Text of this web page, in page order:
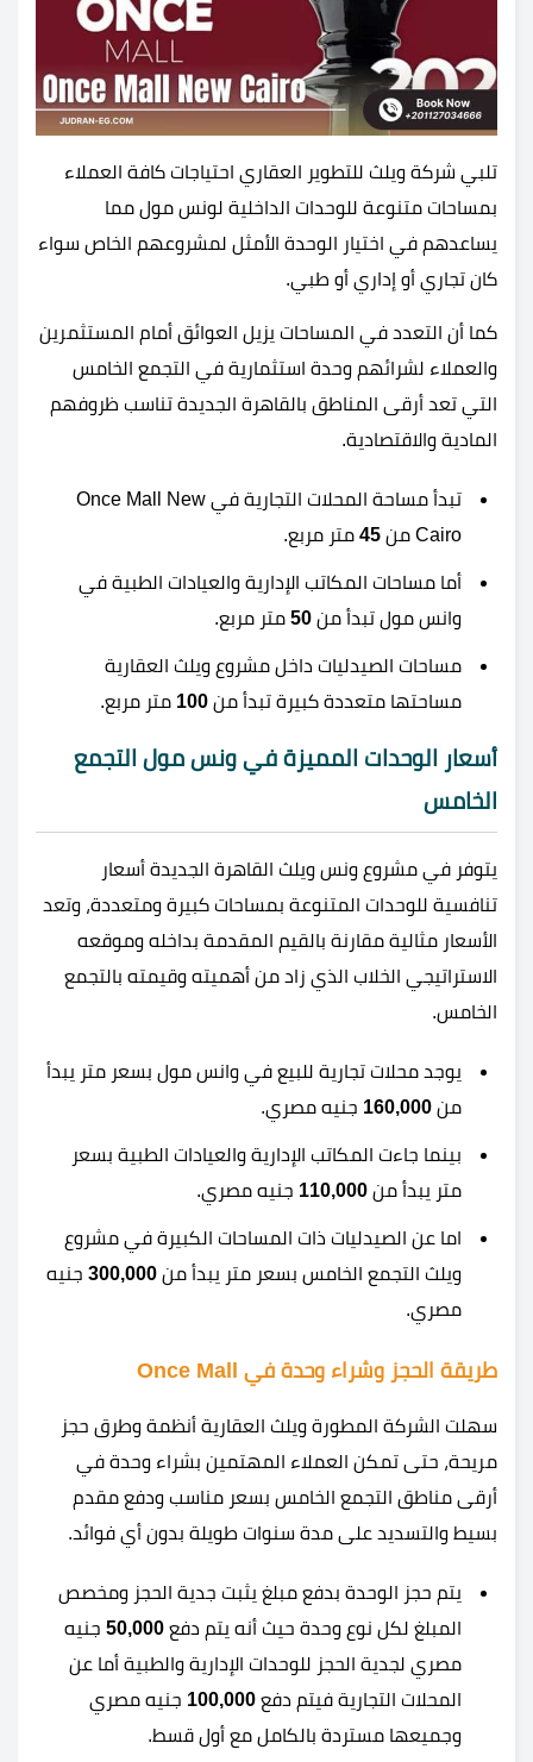
تلبي شركة ويلث للتطوير العقاري احتياجات كافة العملاء
بمساحات متنوعة للوحدات الداخلية لونس مول مما
يساعدهم في اختيار الوحدة الأمثل لمشروعهم الخاص سواء
كان تجاري أو إداري أو طبي.
كما أن التعدد في المساحات يزيل العوائق أمام المستثمرين
والعملاء لشرائهم وحدة استثمارية في التجمع الخامس
التي تعد أرقى المناطق بالقاهرة الجديدة تناسب ظروفهم
المادية والاقتصادية.
تبدأ مساحة المحلات التجارية في Once Mall New
Cairo من
45 متر مربع.
أما مساحات المكاتب الإدارية والعيادات الطبية في
وانس مول تبدأ من 50 متر مربع.
مساحات الصيدليات داخل مشروع ويلث العقارية
مساحتها متعددة كبيرة تبدأ من 100 متر مربع.
أسعار الوحدات المميزة في ونس مول التجمع
الخامس
يتوفر في مشروع ونس ويلث القاهرة الجديدة أسعار
تنافسية للوحدات المتنوعة بمساحات كبيرة ومتعددة، وتعد
الأسعار مثالية مقارنة بالقيم المقدمة بداخله وموقعه
الاستراتيجي الخلاب الذي زاد من أهميته وقيمته بالتجمع
الخامس.
يوجد محلات تجارية للبيع في وانس مول بسعر متر يبدأ
من 160,000 جنيه مصري.
بينما جاءت المكاتب الإدارية والعيادات الطبية بسعر
متر يبدأ من 110,000 جنيه مصري.
اما عن الصيدليات ذات المساحات الكبيرة في مشروع
ويلث التجمع الخامس بسعر متر يبدأ من 300,000 جنيه
مصري.
طريقة الحجز وشراء وحدة في Once Mall
سهلت الشركة المطورة ويلث العقارية أنظمة وطرق حجز
مريحة، حتى تمكن العملاء المهتمين بشراء وحدة في
أرقى مناطق التجمع الخامس بسعر مناسب ودفع مقدم
بسيط والتسديد على مدة سنوات طويلة بدون أي فوائد.
يتم حجز الوحدة بدفع مبلغ يثبت جدية الحجز ومخصص
المبلغ لكل نوع وحدة حيث أنه يتم دفع 50,000 جنيه
مصري لجدية الحجز للوحدات الإدارية والطبية أما عن
المحلات التجارية فيتم دفع 100,000 جنيه مصري
وجميعها مستردة بالكامل مع أول قسط.